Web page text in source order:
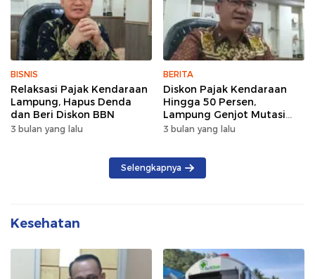
BISNIS
Relaksasi Pajak Kendaraan
Lampung, Hapus Denda
dan Beri Diskon BBN
3 bulan yang lalu
BERITA
Diskon Pajak Kendaraan
Hingga 50 Persen,
Lampung Genjot Mutasi
Kendaraan Luar Daerah
3 bulan yang lalu
Selengkapnya
Kesehatan